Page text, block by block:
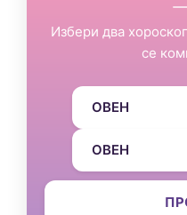
Избери два
се